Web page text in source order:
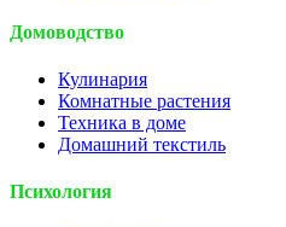
Домоводство
Кулинария
Комнатные растения
Техника в доме
Домашний текстиль
Психология